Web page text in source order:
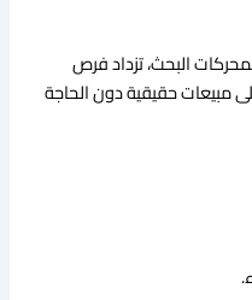
البحث، تزداد فرص
مبيعات حقيقية دون الحاجة